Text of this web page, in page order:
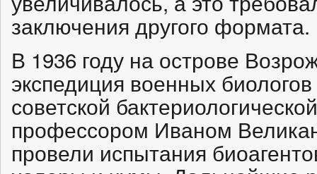
заключения другого формата.
В 1936 году на острове
экспедиция военных
советской
профессором Иваном
провели испытания